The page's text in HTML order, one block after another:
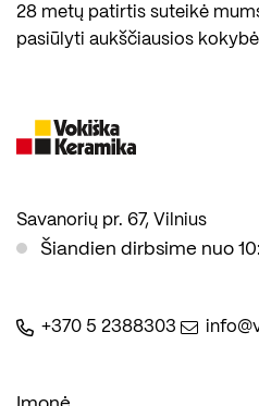
28 metų patirtis suteikė
pasiūlyti aukščiausios
Savanorių pr. 67, Vilnius
Šiandien dirbsime nuo
+370 5 2388303